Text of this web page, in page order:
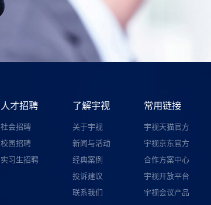
人才招聘
社会招聘
校园招聘
实习生招聘
了解宇视
关于宇视
新闻与活动
经典案例
投诉建议
联系我们
常用链接
宇视天猫官方
宇视京东官方
合作方案中心
宇视开放平台
宇视会议产品